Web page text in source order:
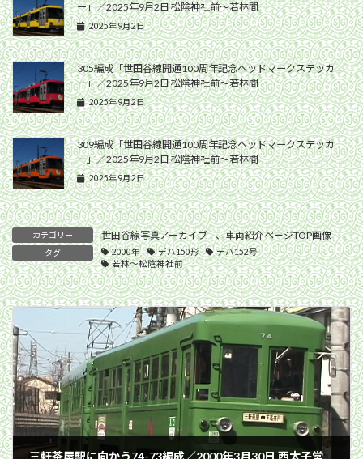
ー」／2025年9月2日 松陰神社前〜若林間
2025年9月2日
305編成「世田谷線開通100周年記念ヘッドマークステッカ
ー」／2025年9月2日 松陰神社前〜若林間
2025年9月2日
309編成「世田谷線開通100周年記念ヘッドマークステッカ
ー」／2025年9月2日 松陰神社前〜若林間
2025年9月2日
カテゴリー 世田谷線写真アーカイブ 、車両紹介ページTOP画像
タグ 2000年 デハ150形
デハ152号
若林〜松陰神社前
三軒茶屋駅に向かう74-73編成／2000年3月30日 西太子堂〜三軒茶屋間